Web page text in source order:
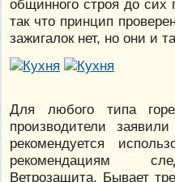
общинного строя до сих
так что принцип
зажигалок нет, но они и
Для любого типа
производители
рекомендуется
рекомендациям
Ветрозащита. Бывает